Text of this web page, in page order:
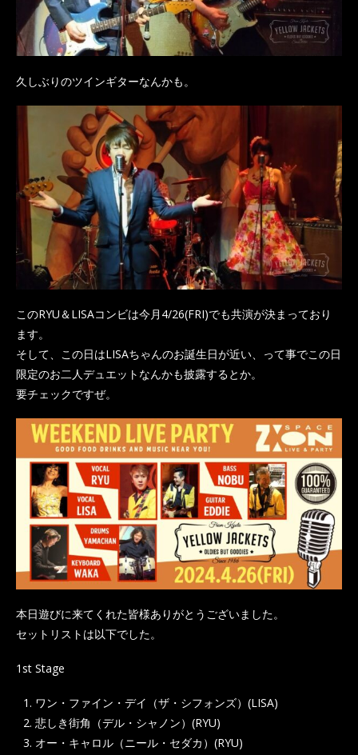
久しぶりのツインギターなんかも。
このRYU＆LISAコンビは今月4/26(FRI)でも共演が決まっており
ます。
そして、この日はLISAちゃんのお誕生日が近い、って事でこの日
限定のお二人デュエットなんかも披露するとか。
要チェックですぜ。
本日遊びに来てくれた皆様ありがとうございました。
セットリストは以下でした。
1st Stage
ワン・ファイン・デイ（ザ・シフォンズ）(LISA)
悲しき街角（デル・シャノン）(RYU)
オー・キャロル（ニール・セダカ）(RYU)